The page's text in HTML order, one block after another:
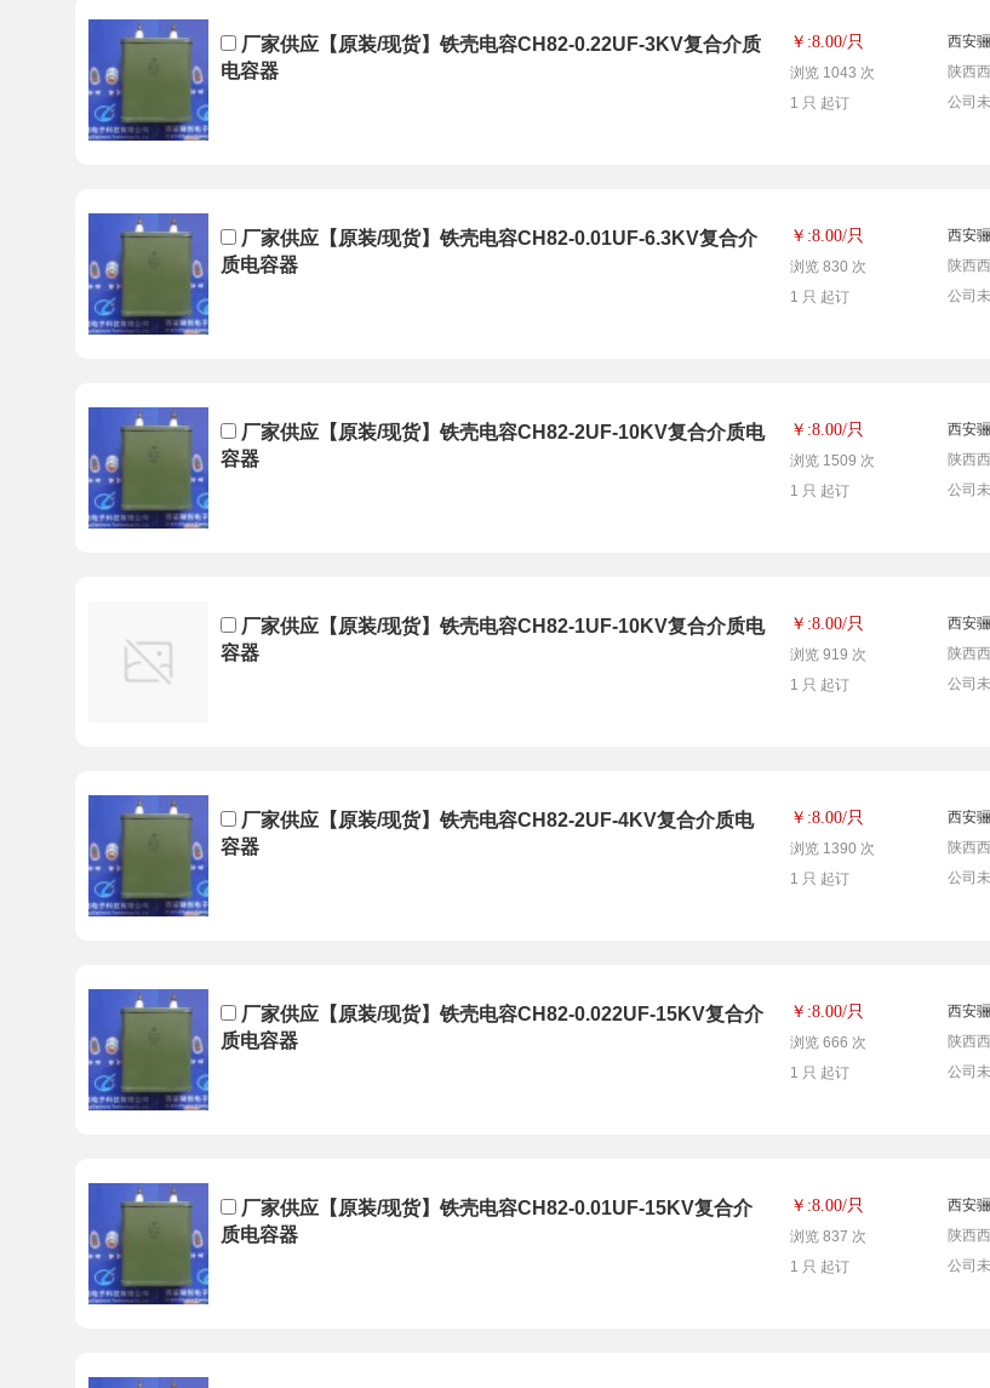
厂家供应【原装/现货】铁壳电容CH82-0.22UF-3KV复合介质
电容器
￥:8.00/只
浏览 1043 次
1 只 起订
西安
陕西
公司
厂家供应【原装/现货】铁壳电容CH82-0.01UF-6.3KV复合介
质电容器
￥:8.00/只
浏览 830 次
1 只 起订
西安
陕西
公司
厂家供应【原装/现货】铁壳电容CH82-2UF-10KV复合介质电
容器
￥:8.00/只
浏览 1509 次
1 只 起订
西安
陕西
公司
厂家供应【原装/现货】铁壳电容CH82-1UF-10KV复合介质电
容器
￥:8.00/只
浏览 919 次
1 只 起订
西安
陕西
公司
厂家供应【原装/现货】铁壳电容CH82-2UF-4KV复合介质电
容器
￥:8.00/只
浏览 1390 次
1 只 起订
西安
陕西
公司
厂家供应【原装/现货】铁壳电容CH82-0.022UF-15KV复合介
质电容器
￥:8.00/只
浏览 666 次
1 只 起订
西安
陕西
公司
厂家供应【原装/现货】铁壳电容CH82-0.01UF-15KV复合介
质电容器
￥:8.00/只
浏览 837 次
1 只 起订
西安
陕西
公司